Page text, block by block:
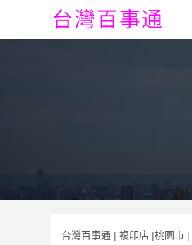
台灣百事通 | 複印店 |桃園市 |